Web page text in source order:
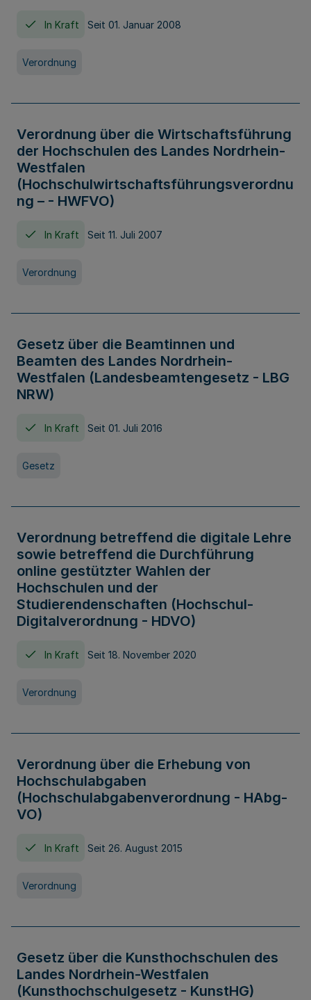
In Kraft Seit 01. Januar 2008
Verordnung
Verordnung über die Wirtschaftsführung
der Hochschulen des Landes Nordrhein-
Westfalen
(Hochschulwirtschaftsführungsverordnu
ng – - HWFVO)
In Kraft Seit 11. Juli 2007
Verordnung
Gesetz über die Beamtinnen und
Beamten des Landes Nordrhein-
Westfalen (Landesbeamtengesetz - LBG
NRW)
In Kraft Seit 01. Juli 2016
Gesetz
Verordnung betreffend die digitale Lehre
sowie betreffend die Durchführung
online gestützter Wahlen der
Hochschulen und der
Studierendenschaften (Hochschul-
Digitalverordnung - HDVO)
In Kraft Seit 18. November 2020
Verordnung
Verordnung über die Erhebung von
Hochschulabgaben
(Hochschulabgabenverordnung - HAbg-
VO)
In Kraft Seit 26. August 2015
Verordnung
Gesetz über die Kunsthochschulen des
Landes Nordrhein-Westfalen
(Kunsthochschulgesetz - KunstHG)